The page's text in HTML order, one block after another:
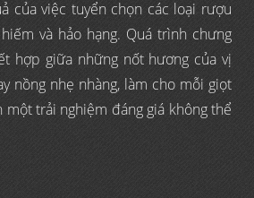
của việc tuyển chọn các loại rượu
và hảo hạng. Quá trình chưng
hợp giữa những nốt hương của vị
nồng nhẹ nhàng, làm cho mỗi giọt
trải nghiệm đáng giá không thể